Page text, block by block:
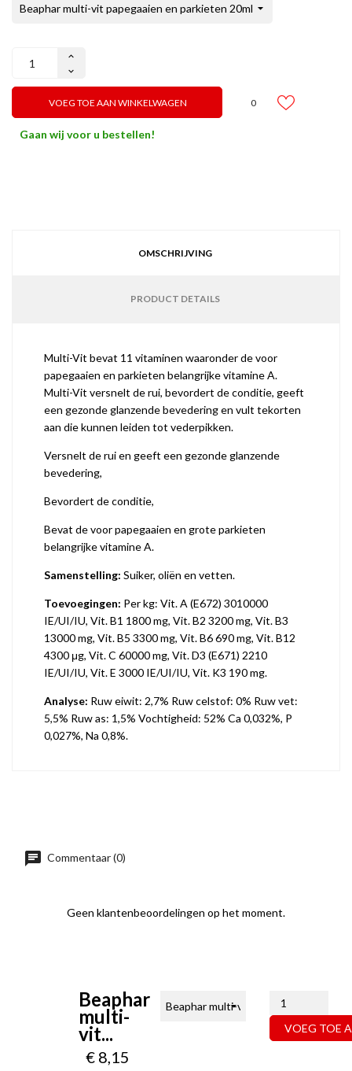
VOEG TOE AAN WINKELWAGEN 0
Gaan wij voor u bestellen!
OMSCHRIJVING
PRODUCT DETAILS
Multi-Vit bevat 11 vitaminen waaronder de voor
papegaaien en parkieten belangrijke vitamine A.
Multi-Vit versnelt de rui, bevordert de conditie, geeft
een gezonde glanzende bevedering en vult tekorten
aan die kunnen leiden tot vederpikken.
Versnelt de rui en geeft een gezonde glanzende
bevedering,
Bevordert de conditie,
Bevat de voor papegaaien en grote parkieten
belangrijke vitamine A.
Samenstelling: Suiker, oliën en vetten.
Toevoegingen: Per kg: Vit. A (E672) 3010000
IE/UI/IU, Vit. B1 1800 mg, Vit. B2 3200 mg, Vit. B3
13000 mg, Vit. B5 3300 mg, Vit. B6 690 mg, Vit. B12
4300 μg, Vit. C 60000 mg, Vit. D3 (E671) 2210
IE/UI/IU, Vit. E 3000 IE/UI/IU, Vit. K3 190 mg.
Analyse: Ruw eiwit: 2,7% Ruw celstof: 0% Ruw vet:
5,5% Ruw as: 1,5% Vochtigheid: 52% Ca 0,032%, P
0,027%, Na 0,8%.
Commentaar (0)
Geen klantenbeoordelingen op het moment.
Beaphar
multi-
vit...
€ 8,15
VOEG TOE